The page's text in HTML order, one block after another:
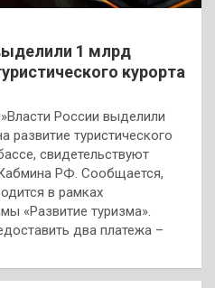
1 млрд
курорта
России выделили
развитие туристического
свидетельствуют
РФ. Сообщается,
в рамках
«Развитие туризма».
два платежа –